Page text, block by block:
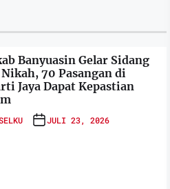
Banyuasin Gelar Sidang
70 Pasangan di
Jaya Dapat Kepastian
JULI 23, 2026